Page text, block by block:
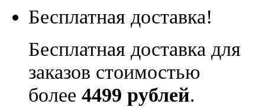
Бесплатная доставка!
Бесплатная доставка для
заказов стоимостью
более 4499 рублей.